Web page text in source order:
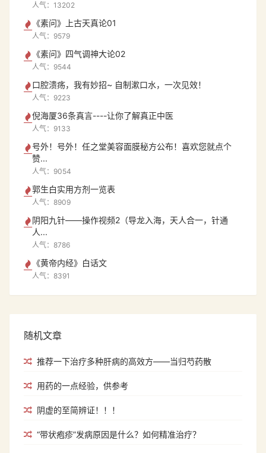
人气：13202
《素问》上古天真论01
人气：9579
《素问》四气调神大论02
人气：9544
口腔溃疡，我有妙招~ 自制漱口水，一次见效！
人气：9223
倪海厦36条真言----让你了解真正中医
人气：9133
号外！号外！任之堂美容面膜秘方公布！喜欢您就点个
赞...
人气：9054
郭生白实用方剂一览表
人气：8909
阴阳九针——操作视频2（导龙入海，天人合一，针通
人...
人气：8786
《黄帝内经》白话文
人气：8391
随机文章
推荐一下治疗多种肝病的高效方——当归芍药散
用药的一点经验，供参考
阴虚的至简辨证！！！
“带状疱疹”发病原因是什么？如何精准治疗？